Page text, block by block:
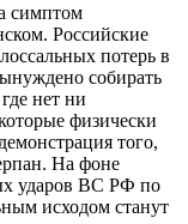
симптом
Российские
потерь в
собирать
нет ни
физически
того,
На фоне
ударов ВС РФ по
исходом станут